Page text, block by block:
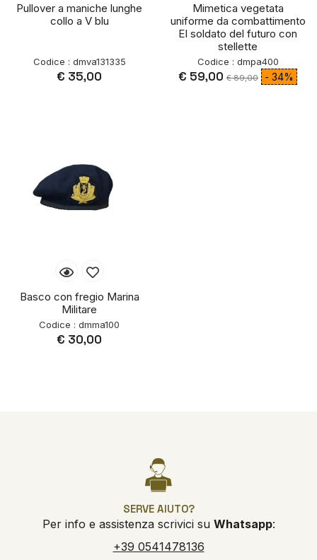
Pullover a maniche lunghe
collo a V blu
Codice : dmva131335
€ 35,00
Mimetica vegetata
uniforme da combattimento
EI soldato del futuro con
stellette
Codice : dmpa400
€ 59,00 € 89,00 - 34%
Basco con fregio Marina
Militare
Codice : dmma100
€ 30,00
SERVE AIUTO?
Per info e assistenza scrivici su Whatsapp:
+39 0541478136